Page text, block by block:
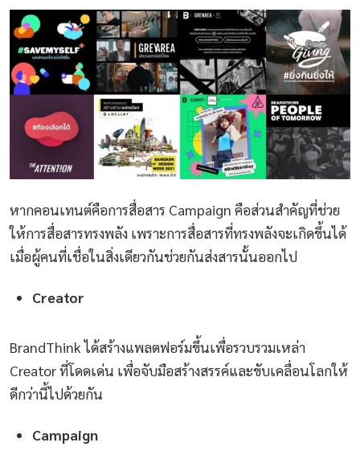
หากคอนเทนต์คือการสื่อสาร Campaign คือส่วนสำคัญที่ช่วย
ให้การสื่อสารทรงพลัง เพราะการสื่อสารที่ทรงพลังจะเกิดขึ้นได้
เมื่อผู้คนที่เชื่อในสิ่งเดียวกันช่วยกันส่งสารนั้นออกไป
Creator
BrandThink ได้สร้างแพลตฟอร์มขึ้นเพื่อรวบรวมเหล่า
Creator ที่โดดเด่น เพื่อจับมือสร้างสรรค์และขับเคลื่อนโลกให้
ดีกว่านี้ไปด้วยกัน
Campaign